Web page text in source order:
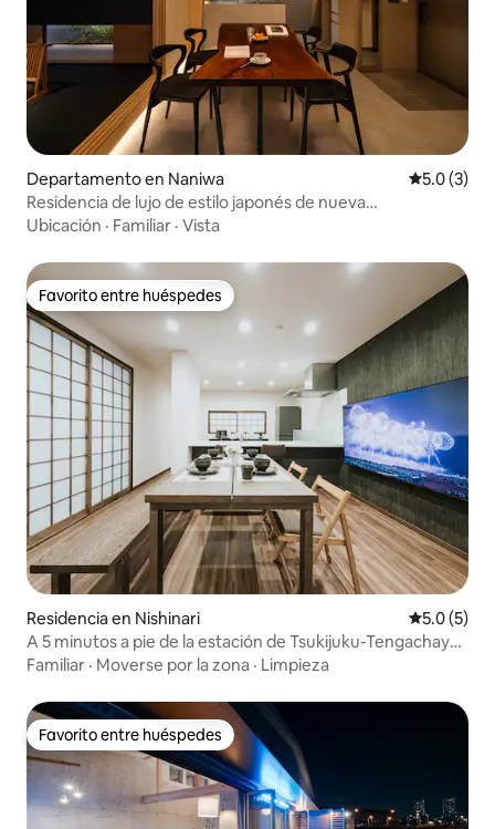
Departamento en Naniwa
5.0 (3)
Residencia de lujo de estilo japonés de nueva
construcción | A poca distancia a pie de Kuromon Ichiba,
gratuito | 2 baños completos...
Ubicación · Familiar · Vista
Favorito entre huéspedes
Favorito entre huéspedes
Residencia en Nishinari
5.0 (5)
A 5 minutos a pie de la estación de Tsukijuku-Tengachaya,
a 15 minutos en tren de Namba-Shinsaibashi-Dotonbori.
cerca, lo que hace la vida más cómoda.
Familiar · Moverse por la zona · Limpieza
Favorito entre huéspedes
Favorito entre huéspedes